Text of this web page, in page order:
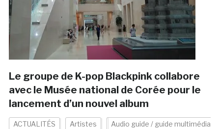
Le groupe de K-pop Blackpink collabore
avec le Musée national de Corée pour le
lancement d’un nouvel album
ACTUALITÉS Artistes Audio guide / guide multimédia